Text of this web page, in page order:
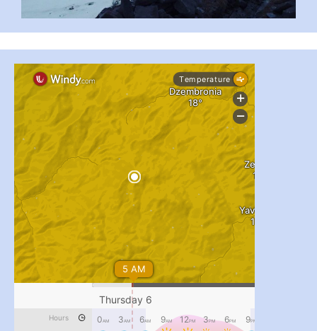
...
pimrec_project